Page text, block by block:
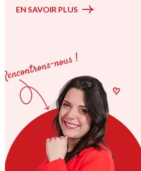
EN SAVOIR PLUS